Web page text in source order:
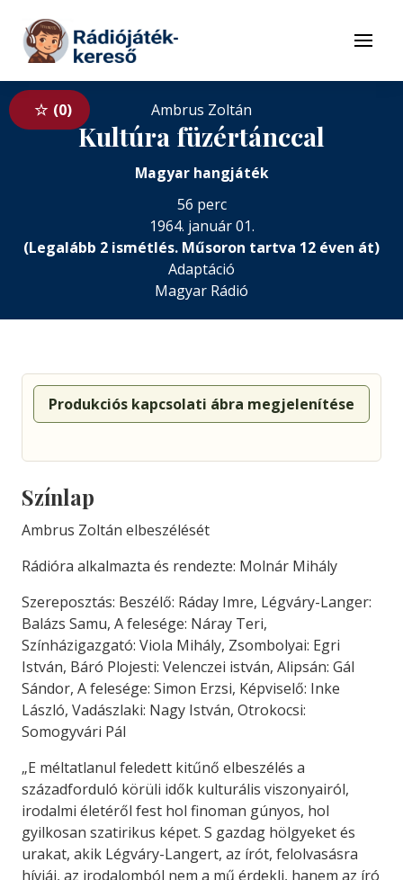
Tovább a tartalomhoz
Menü
0 Ambrus Zoltán
Kultúra füzértánccal
Magyar hangjáték
56 perc
1964. január 01.
(Legalább 2 ismétlés. Műsoron tartva 12 éven át)
Adaptáció
Magyar Rádió
Produkciós kapcsolati ábra megjelenítése
Színlap
Ambrus Zoltán elbeszélését
Rádióra alkalmazta és rendezte: Molnár Mihály
Szereposztás: Beszélő: Ráday Imre, Légváry-Langer:
Balázs Samu, A felesége: Náray Teri,
Színházigazgató: Viola Mihály, Zsombolyai: Egri
István, Báró Plojesti: Velenczei istván, Alipsán: Gál
Sándor, A felesége: Simon Erzsi, Képviselő: Inke
László, Vadászlaki: Nagy István, Otrokocsi:
Somogyvári Pál
„E méltatlanul feledett kitűnő elbeszélés a
századforduló körüli idők kulturális viszonyairól,
irodalmi életéről fest hol finoman gúnyos, hol
gyilkosan szatirikus képet. S gazdag hölgyeket és
urakat, akik Légváry-Langert, az írót, felolvasásra
hívjáj, az irodalomból nem a mű érdekli, hanem az író